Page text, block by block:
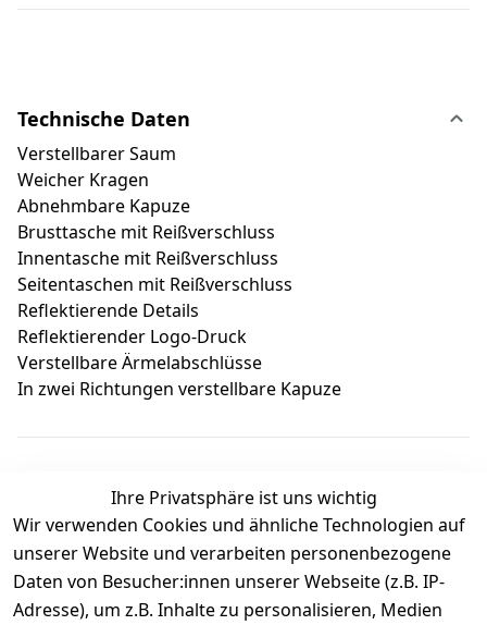
Technische Daten
Verstellbarer Saum
Weicher Kragen
Abnehmbare Kapuze
Brusttasche mit Reißverschluss
Innentasche mit Reißverschluss
Seitentaschen mit Reißverschluss
Reflektierende Details
Reflektierender Logo-Druck
Verstellbare Ärmelabschlüsse
In zwei Richtungen verstellbare Kapuze
Kundenbewertungen
Durchschnittliche Bewertung
0
Ihre Privatsphäre ist uns wichtig
Wir verwenden Cookies und ähnliche Technologien auf
unserer Website und verarbeiten personenbezogene
Daten von Besucher:innen unserer Webseite (z.B. IP-
Adresse), um z.B. Inhalte zu personalisieren, Medien